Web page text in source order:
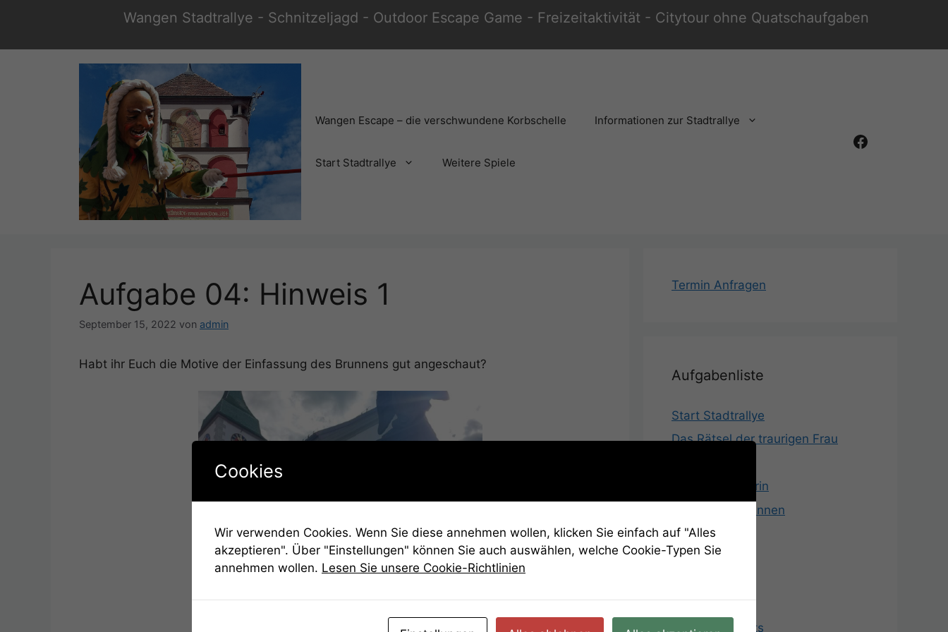
Wangen Stadtrallye - Schnitzeljagd - Outdoor Escape Game - Freizeitaktivität - Citytour ohne Quatschaufgaben
Wangen Escape – die verschwundene Korbschelle Informationen zur Stadtrallye
Start Stadtrallye Weitere Spiele
Facebook
Aufgabe 04: Hinweis 1
September 15, 2022 von admin
Habt ihr Euch die Motive der Einfassung des Brunnens gut angeschaut?
Termin Anfragen
Aufgabenliste
Start Stadtrallye
Das Rätsel der traurigen Frau
Die Cellospielerin
Der Martinsbrunnen
Mariensäule
Das Frauentor
Maria
Der Taugenichts
Cookies
Wir verwenden Cookies. Wenn Sie diese annehmen wollen, klicken Sie einfach auf "Alles
akzeptieren". Über "Einstellungen" können Sie auch auswählen, welche Cookie-Typen Sie
annehmen wollen. Lesen Sie unsere Cookie-Richtlinien